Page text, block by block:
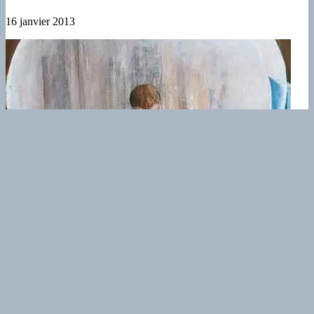
16 janvier 2013